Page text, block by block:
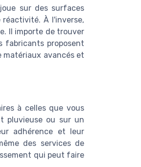
sur des surfaces
À l'inverse,
Il importe de trouver
fabricants proposent
avancés et
à celles que vous
pluvieuse ou sur un
adhérence et leur
des services de
qui peut faire